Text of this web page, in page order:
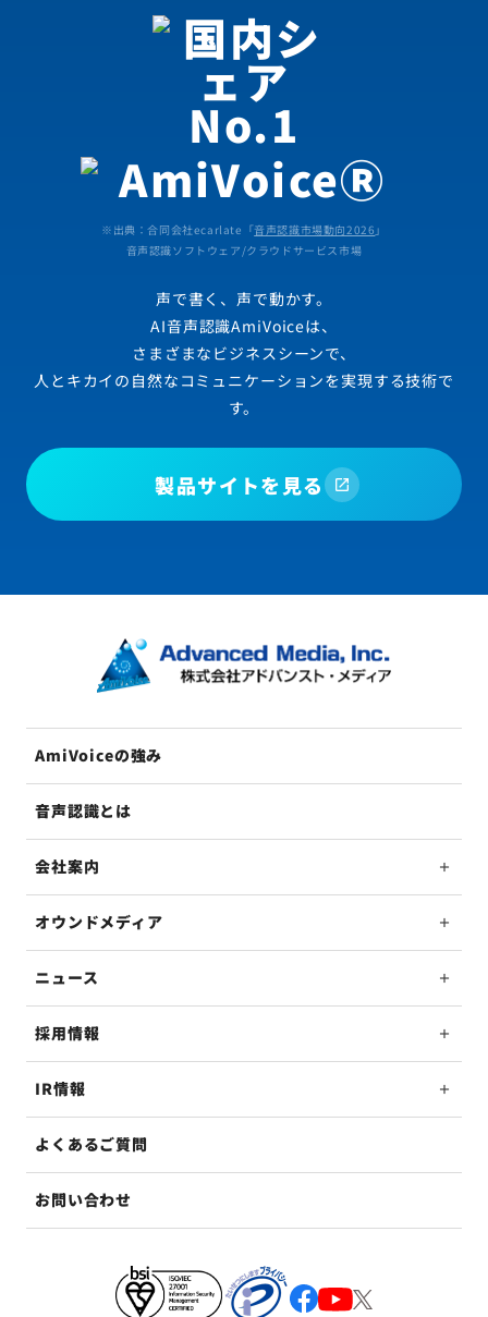
※出典：合同会社ecarlate「音声認識市場動向2026 」
音声認識ソフトウェア/クラウドサービス市場
声で書く、声で動かす。
AI音声認識AmiVoiceは、
さまざまなビジネスシーンで、
人とキカイの自然なコミュニケーションを実現する技術で
す。
製品サイトを見る
AmiVoiceの強み
音声認識とは
会社案内
オウンドメディア
ニュース
採用情報
IR情報
よくあるご質問
お問い合わせ